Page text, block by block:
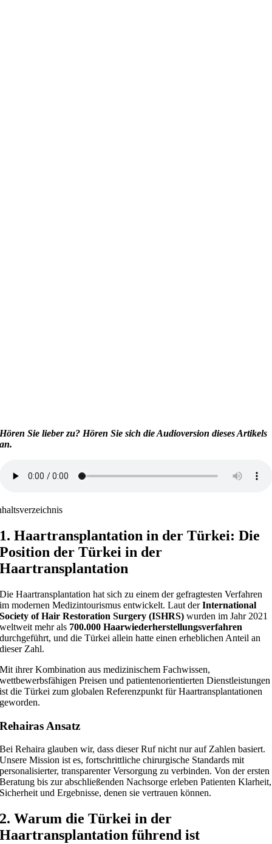
Hören Sie lieber zu? Hören Sie sich die Audioversion dieses Artikels
an.
1. Haartransplantation in der Türkei: Die
Position der Türkei in der
Haartransplantation
Die Haartransplantation hat sich zu einem der gefragtesten Verfahren
im modernen Medizintourismus entwickelt. Laut derInternational
Society of Hair Restoration Surgery (ISHRS) wurden im Jahr 2021
weltweit mehr als 700.000 Haarwiederherstellungsverfahren
durchgeführt, und die Türkei allein hatte einen erheblichen Anteil an
dieser Zahl.
Mit ihrer Kombination aus medizinischem Fachwissen,
wettbewerbsfähigen Preisen und patientenorientierten Dienstleistungen
ist die Türkei zum globalen Referenzpunkt für Haartransplantationen
geworden.
Rehairas Ansatz
Bei Rehaira glauben wir, dass dieser Ruf nicht nur auf Zahlen basiert.
Unsere Mission ist es, fortschrittliche chirurgische Standards mit
personalisierter, transparenter Versorgung zu verbinden. Von der ersten
Beratung bis zur abschließenden Nachsorge erleben Patienten Klarheit,
Sicherheit und Ergebnisse, denen sie vertrauen können.
2. Warum die Türkei in der
Haartransplantation führend ist